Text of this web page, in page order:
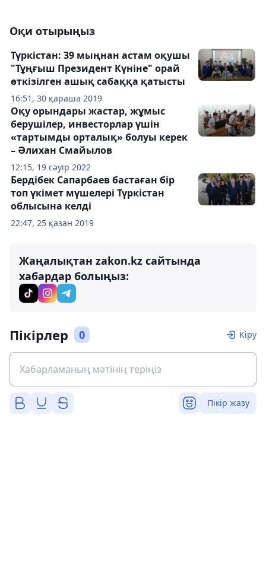
Оқи отырыңыз
16:51, 30 қараша 2019
Түркістан: 39 мыңнан астам оқушы
"Тұңғыш Президент Күніне" орай
өткізілген ашық сабаққа қатысты
12:15, 19 сәуір 2022
Оқу орындары жастар, жұмыс
берушілер, инвесторлар үшін
«тартымды орталық» болуы керек
– Әлихан Смайылов
22:47, 25 қазан 2019
Бердібек Сапарбаев бастаған бір
топ үкімет мүшелері Түркістан
облысына келді
Жаңалықтан zakon.kz сайтында
хабардар болыңыз:
Пікірлер 0 Кіру
Пікір жазу